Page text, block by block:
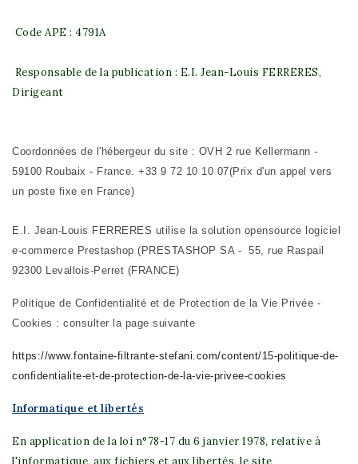
Code APE : 4791A
Responsable de la publication : E.I. Jean-Louis FERRERES,
Dirigeant
Coordonnées de l'hébergeur du site : OVH 2 rue Kellermann -
59100 Roubaix - France. +33 9 72 10 10 07(Prix d'un appel vers
un poste fixe en France)
E.I. Jean-Louis FERRERES utilise la solution opensource logiciel
e-commerce Prestashop (PRESTASHOP SA - 55, rue Raspail
92300 Levallois-Perret (FRANCE)
Politique de Confidentialité et de Protection de la Vie Privée -
Cookies : consulter la page suivante
https://www.fontaine-filtrante-stefani.com/content/15-politique-de-
confidentialite-et-de-protection-de-la-vie-privee-cookies
Informatique et libertés
En application de la loi n°78-17 du 6 janvier 1978, relative à
l'informatique, aux fichiers et aux libertés, le site